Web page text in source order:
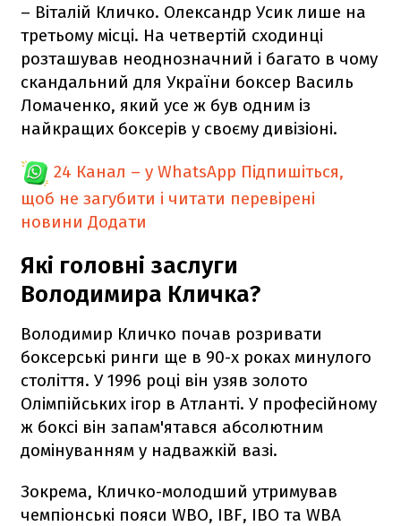
– Віталій Кличко. Олександр Усик лише на
третьому місці. На четвертій сходинці
розташував неоднозначний і багато в чому
скандальний для України боксер Василь
Ломаченко, який усе ж був одним із
найкращих боксерів у своєму дивізіоні.
24 Канал – у WhatsApp Підпишіться,
щоб не загубити і читати перевірені
новини Додати
Які головні заслуги
Володимира Кличка?
Володимир Кличко почав розривати
боксерські ринги ще в 90-х роках минулого
століття. У 1996 році він узяв золото
Олімпійських ігор в Атланті. У професійному
ж боксі він запам'ятався абсолютним
домінуванням у надважкій вазі.
Зокрема, Кличко-молодший утримував
чемпіонські пояси WBO, IBF, IBO та WBA